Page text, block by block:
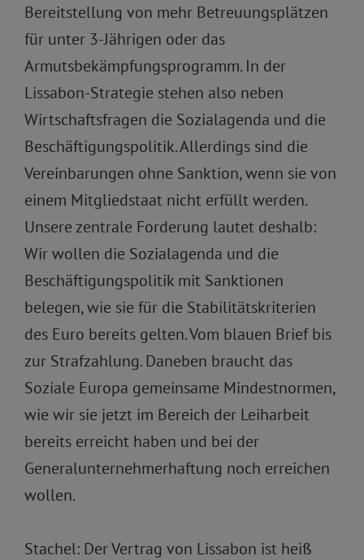
Bereitstellung von mehr Betreuungsplätzen
für unter 3-Jährigen oder das
Armutsbekämpfungsprogramm. In der
Lissabon-Strategie stehen also neben
Wirtschaftsfragen die Sozialagenda und die
Beschäftigungspolitik. Allerdings sind die
Vereinbarungen ohne Sanktion, wenn sie von
einem Mitgliedstaat nicht erfüllt werden.
Unsere zentrale Forderung lautet deshalb:
Wir wollen die Sozialagenda und die
Beschäftigungspolitik mit Sanktionen
belegen, wie sie für die Stabilitätskriterien
des Euro bereits gelten. Vom blauen Brief bis
zur Strafzahlung. Daneben braucht das
Soziale Europa gemeinsame Mindestnormen,
wie wir sie jetzt im Bereich der Leiharbeit
bereits erreicht haben und bei der
Generalunternehmerhaftung noch erreichen
wollen.
Stachel: Der Vertrag von Lissabon ist heiß